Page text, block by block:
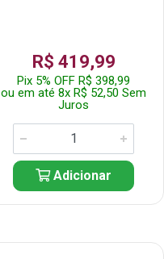
R$ 419,99
Pix 5% OFF R$ 398,99
ou em até 8x R$ 52,50 Sem
Juros
Adicionar